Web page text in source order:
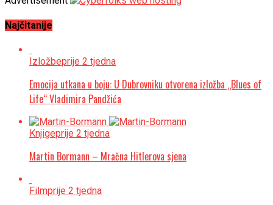
Najčitanije
Izložbeprije 2 tjedna
Emocija utkana u boju: U Dubrovniku otvorena izložba „Blues of
Life“ Vladimira Pandžića
Knjigeprije 2 tjedna
Martin Bormann – Mračna Hitlerova sjena
Filmprije 2 tjedna